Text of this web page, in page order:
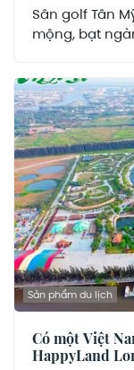
Sân golf Tân
mộng, bạt
Sản phẩm du lịch
Có một Việt
HappyLand